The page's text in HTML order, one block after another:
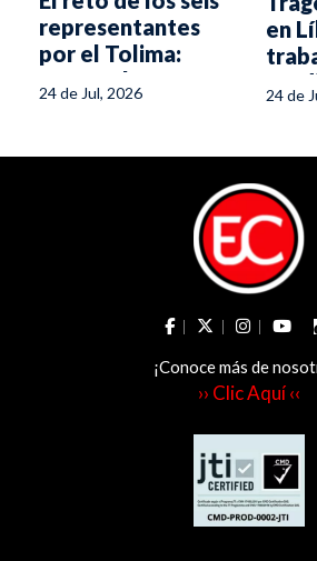
representantes
por el Tolima:
superar las
diferencias y
24 de Jul, 2026
en
24 de
¡Conoce más de
›› Clic Aquí ‹‹